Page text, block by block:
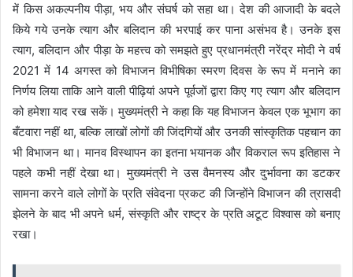
में किस अकल्पनीय पीड़ा, भय और संघर्ष को सहा था। देश की आजादी के बदले
किये गये उनके त्याग और बलिदान की भरपाई कर पाना असंभव है। उनके इस
त्याग, बलिदान और पीड़ा के महत्त्व को समझते हुए प्रधानमंत्री नरेंद्र मोदी ने वर्ष
2021 में 14 अगस्त को विभाजन विभीषिका स्मरण दिवस के रूप में मनाने का
निर्णय लिया ताकि आने वाली पीढ़ियां अपने पूर्वजों द्वारा किए गए त्याग और बलिदान
को हमेशा याद रख सकें। मुख्यमंत्री ने कहा कि यह विभाजन केवल एक भूभाग का
बँटवारा नहीं था, बल्कि लाखों लोगों की जिंदगियों और उनकी सांस्कृतिक पहचान का
भी विभाजन था। मानव विस्थापन का इतना भयानक और विकराल रूप इतिहास ने
पहले कभी नहीं देखा था। मुख्यमंत्री ने उस वैमनस्य और दुर्भावना का डटकर
सामना करने वाले लोगों के प्रति संवेदना प्रकट की जिन्होंने विभाजन की त्रासदी
झेलने के बाद भी अपने धर्म, संस्कृति और राष्ट्र के प्रति अटूट विश्वास को बनाए
रखा।